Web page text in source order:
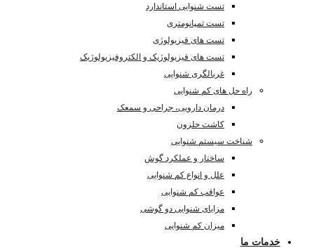
تست شنوایی استاندارد
تست تمپانومتری
تست های فیزیولوژی
تست های فیزیولوژیک و الکتروفیزیولوژیک
غربالگری شنوایی
راه حل های کم شنوایی
درمان دارویی، جراحی و سمعک
کاشت حلزون
شناخت سیستم شنوایی
ساختار و عملکرد گوش
علل و انواع کم شنوایی
عواقب کم شنوایی
مزایای شنوایی دو گوشی
میزان کم شنوایی
خدمات ما